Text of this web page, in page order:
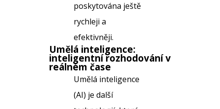
poskytována ještě
rychleji a
efektivněji.
Umělá inteligence:
inteligentní rozhodování v
reálném čase
Umělá inteligence
(AI) je další